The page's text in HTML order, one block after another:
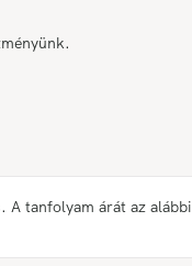
A tanfolyam árát az alábbi